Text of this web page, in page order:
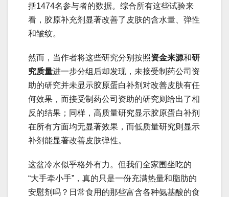
括1474名参与者的数据。综合所有这些试验来
看，胶原补充剂显著改善了皮肤的含水量、弹性
和皱纹。
然而，当作者将这些研究分别按照资金来源和研
究质量进一步分组后却发现，未接受制药公司资
助的研究并未显示胶原蛋白补剂对改善皮肤有任
何效果，而接受制药公司资助的研究则给出了相
反的结果；同样，高质量研究显示胶原蛋白补剂
在所有方面均无显著效果，而低质量研究则显示
补剂能显著改善皮肤弹性。
这盆冷水似乎格外有力。但我们全家围坐吃的
“大手牵小手”，真的只是一份充满热量和脂肪的
安慰剂吗？日常食用的那些富含各种氨基酸的食